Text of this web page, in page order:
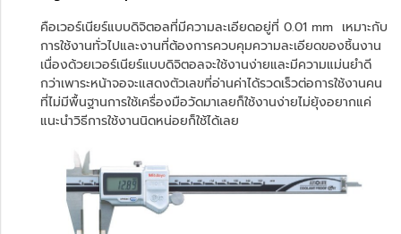
คือเวอร์เนียร์แบบดิจิตอลที่มีความละเอียดอยู่ที่ 0.01 mm เหมาะกับ
การใช้งานทั่วไปและงานที่ต้องการควบคุมความละเอียดของชิ้นงาน
เนื่องด้วยเวอร์เนียร์แบบดิจิตอลจะใช้งานง่ายและมีความแม่นยำดี
กว่าเพาระหน้าจอจะแสดงตัวเลขที่อ่านค่าได้รวดเร็วต่อการใช้งานคน
ที่ไม่มีพื้นฐานการใช้เครื่องมือวัดมาเลยก็ใช้งานง่ายไม่ยุ้งอยากแค่
แนะนำวิธีการใช้งานนิดหน่อยก็ใช้ได้เลย